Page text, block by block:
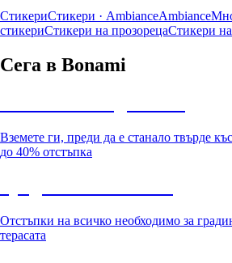
СтикериСтикери · AmbianceAmbiance
стикериСтикери на прозорецаСтикери на
Сега в Bonami
Вземете ги, преди да е станало твърде
до 40% отстъпка
Отстъпки на всичко необходимо за
терасата